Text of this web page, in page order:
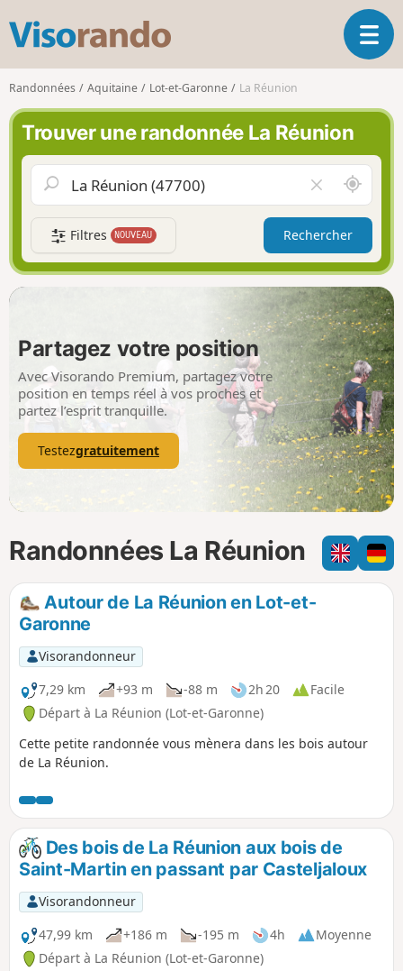
s
o
r
n
d
o
O
u
l
a
i
g
a
t
i
o
n
Randonnées Aquitaine Lot-et-Garonne La Réunion
Trouver une randonnée La Réunion
i
d
e
r
l
e
c
h
a
m
p
A
u
t
u
r
d
e
m
o
i
Filtres NOUVEAU Rechercher
Partagez votre position
Avec Visorando Premium, partagez votre
position en temps réel à vos proches et
partez l’esprit tranquille.
Testezgratuitement
Randonnées La Réunion
Autour de La Réunion en Lot-et-
Garonne
Visorandonneur
7,29 km
+93 m -88 m 2h 20
Facile
Départ à La Réunion (Lot-et-Garonne)
Cette petite randonnée vous mènera dans les bois autour
de La Réunion.
Des bois de La Réunion aux bois de
Saint-Martin en passant par Casteljaloux
Visorandonneur
47,99 km
+186 m -195 m 4h
Moyenne
Départ à La Réunion (Lot-et-Garonne)